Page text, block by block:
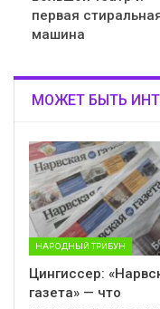
первая
машина
МОЖЕТ БЫТЬ
НАРОДНЫЙ ТРИБУН
Цингиссер:
газета» — что